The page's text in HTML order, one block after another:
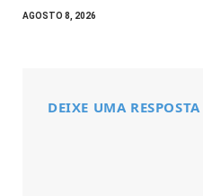
AGOSTO 8, 2026
DEIXE UMA RESPOSTA